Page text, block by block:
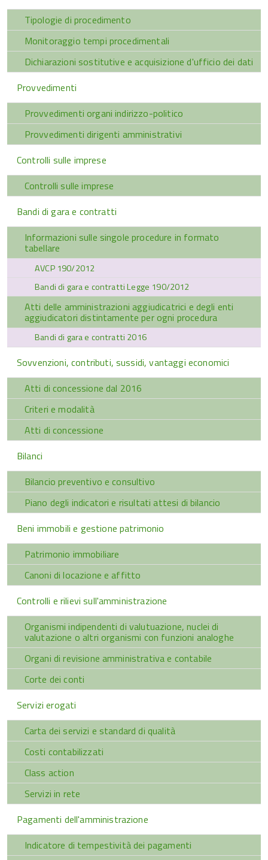
Tipologie di procedimento
Monitoraggio tempi procedimentali
Dichiarazioni sostitutive e acquisizione d'ufficio dei dati
Provvedimenti
Provvedimenti organi indirizzo-politico
Provvedimenti dirigenti amministrativi
Controlli sulle imprese
Controlli sulle imprese
Bandi di gara e contratti
Informazioni sulle singole procedure in formato
tabellare
AVCP 190/2012
Bandi di gara e contratti Legge 190/2012
Atti delle amministrazioni aggiudicatrici e degli enti
aggiudicatori distintamente per ogni procedura
Bandi di gara e contratti 2016
Sovvenzioni, contributi, sussidi, vantaggi economici
Atti di concessione dal 2016
Criteri e modalità
Atti di concessione
Bilanci
Bilancio preventivo e consultivo
Piano degli indicatori e risultati attesi di bilancio
Beni immobili e gestione patrimonio
Patrimonio immobiliare
Canoni di locazione e affitto
Controlli e rilievi sull'amministrazione
Organismi indipendenti di valutuazione, nuclei di
valutazione o altri organismi con funzioni analoghe
Organi di revisione amministrativa e contabile
Corte dei conti
Servizi erogati
Carta dei servizi e standard di qualità
Costi contabilizzati
Class action
Servizi in rete
Pagamenti dell'amministrazione
Indicatore di tempestività dei pagamenti